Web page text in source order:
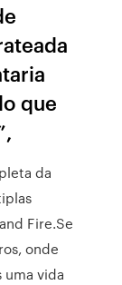
que
da
Fire.Se
onde
vida